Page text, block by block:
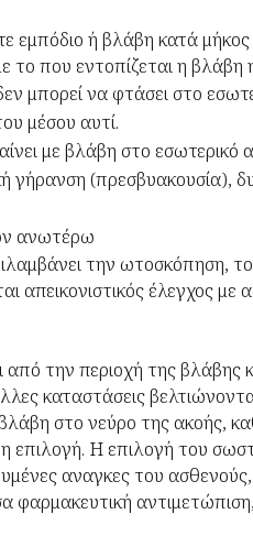
εμπόδιο ή βλάβη κατά
που εντοπίζεται η βλάβη η
μπορεί να φτάσει στο
μέσου αυτί.
με βλάβη στο εσωτερικό
γήρανση (πρεσβυακουσία),
ανωτέρω
την ωτοσκόπηση,
απεικονιστικός έλεγχος με
την περιοχή της βλάβης
καταστάσεις
στο νεύρο της ακοής,
επιλογή. Η επιλογή του
αναγκες του ασθενούς,
φαρμακευτική